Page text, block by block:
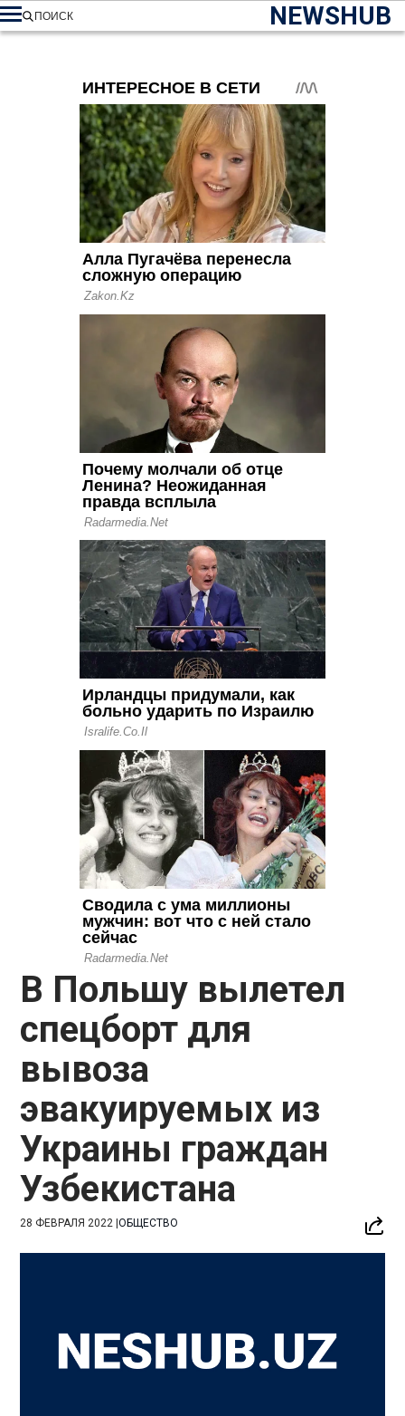
NEWSHUB
ПОИСК
В Польшу вылетел
спецборт для
вывоза
эвакуируемых из
Украины граждан
Узбекистана
28 ФЕВРАЛЯ 2022 |ОБЩЕСТВО